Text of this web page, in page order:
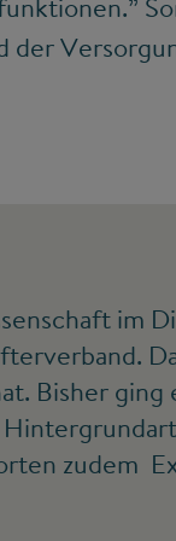
der
im
Bisher ging
zudem